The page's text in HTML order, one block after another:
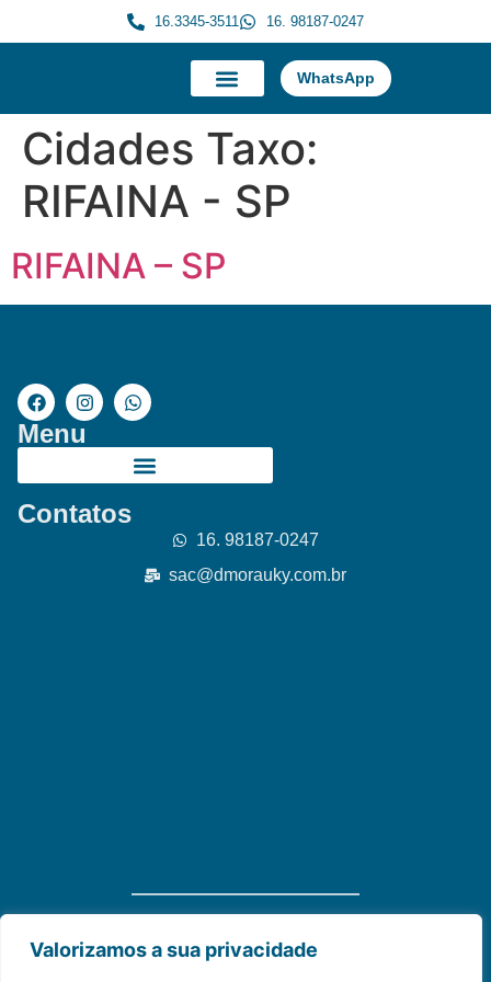
Valorizamos a sua privacidade
16.3345-3511 16. 98187-0247
WhatsApp
Cidades Taxo:
RIFAINA - SP
RIFAINA – SP
Menu
Contatos
16. 98187-0247
sac@dmorauky.com.br
Distribuidora Morauky 2025. Todos Os Direitos